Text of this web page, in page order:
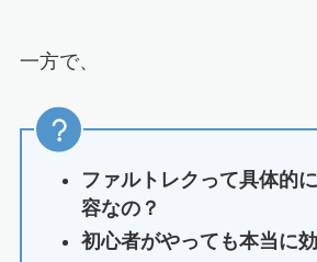
一方で、
ファルトレクって具体的
容なの？
初心者がやっても本当に